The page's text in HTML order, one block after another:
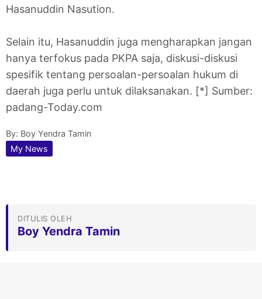
Hasanuddin Nasution.
Selain itu, Hasanuddin juga mengharapkan jangan
hanya terfokus pada PKPA saja, diskusi-diskusi
spesifik tentang persoalan-persoalan hukum di
daerah juga perlu untuk dilaksanakan. [*] Sumber:
padang-Today.com
By: Boy Yendra Tamin
My News
DITULIS OLEH
Boy Yendra Tamin